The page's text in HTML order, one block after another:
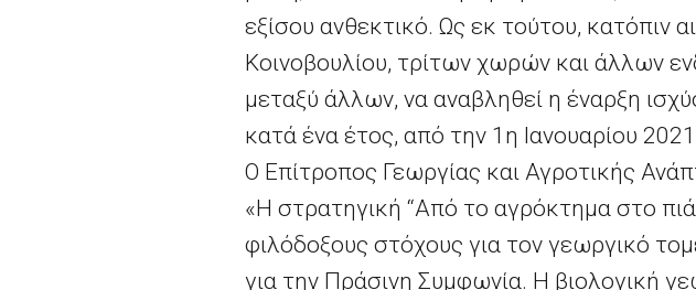
εξίσου ανθεκτικό. Ως εκ τούτου,
Κοινοβουλίου, τρίτων χωρών και άλλων
μεταξύ άλλων, να αναβληθεί η έναρξη
κατά ένα έτος, από την 1η Ιανουαρίου
Ο Επίτροπος Γεωργίας και Αγροτικής
«Η στρατηγική “Από το αγρόκτημα στο
φιλόδοξους στόχους για τον γεωργικό
για την Πράσινη Συμφωνία. Η βιολογική